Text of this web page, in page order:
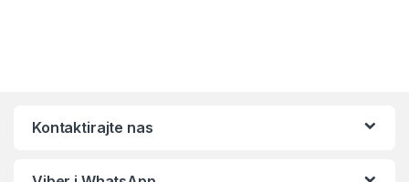
Kontaktirajte nas